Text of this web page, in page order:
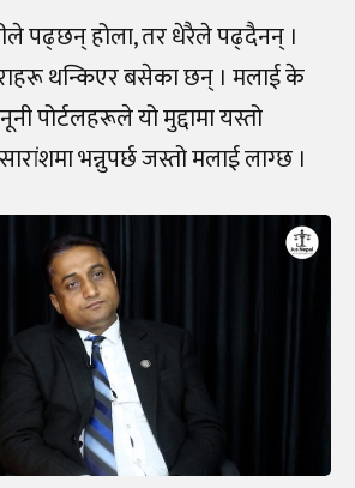
पढ्छन् होला, तर धेरैले पढ्दैनन् ।
थन्किएर बसेका छन् । मलाई के
पोर्टलहरूले यो मुद्दामा यस्तो
भन्नुपर्छ जस्तो मलाई लाग्छ ।